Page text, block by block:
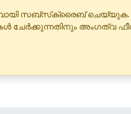
സബ്‌സ്‌ക്രൈബ്
ചേർക്കുന്നതിനും അംഗത്വ